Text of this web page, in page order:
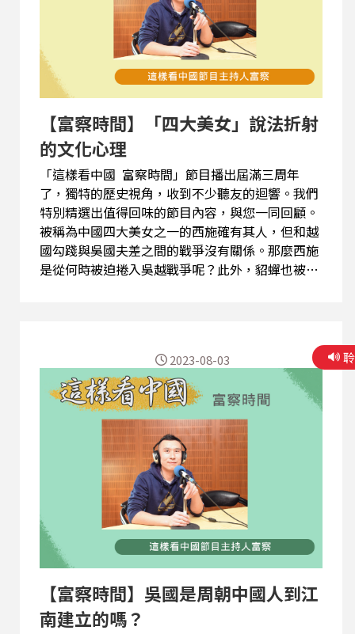
【富察時間】「四大美女」說法折射
的文化心理
「這樣看中國 富察時間」節目播出屆滿三周年
了，獨特的歷史視角，收到不少聽友的迴響。我們
特別精選出值得回味的節目內容，與您一同回顧。
被稱為中國四大美女之一的西施確有其人，但和越
國勾踐與吳國夫差之間的戰爭沒有關係。那麼西施
是從何時被迫捲入吳越戰爭呢？此外，貂蟬也被創
頁面上的三角形播放鍵圖案收聽，或透過Podcast
平台搜尋「這樣看中國 富察時間」收聽。) 【與
節目互動】 EMAIL: 2020@rti.org.tw、
20200203news@gmail.com PODCAST：SOUND
ON 、SPOTIFY 、Apple Podcasts 、Google 播
【富察時間】吳國是周朝中國人到江
南建立的嗎？
2023-08-03